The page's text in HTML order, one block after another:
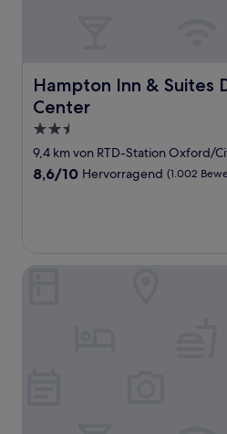
Hampton Inn & Suites
Center
Hampton Inn & Suites
2.5-
Sterne-
Unterkunft
9,4 km von RTD-Station Oxford/
8.6
8,6/10 Hervorragend (1.002